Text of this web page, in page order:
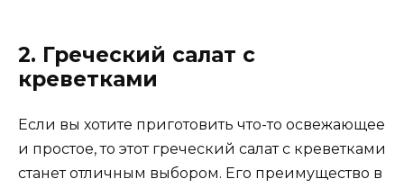
2. Греческий салат с
креветками
Если вы хотите приготовить что-то освежающее
и простое, то этот греческий салат с креветками
станет отличным выбором. Его преимущество в